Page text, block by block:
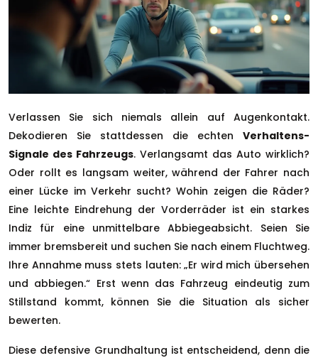
Verlassen Sie sich niemals allein auf Augenkontakt.
Dekodieren Sie stattdessen die echten Verhaltens-
Signale des Fahrzeugs. Verlangsamt das Auto wirklich?
Oder rollt es langsam weiter, während der Fahrer nach
einer Lücke im Verkehr sucht? Wohin zeigen die Räder?
Eine leichte Eindrehung der Vorderräder ist ein starkes
Indiz für eine unmittelbare Abbiegeabsicht. Seien Sie
immer bremsbereit und suchen Sie nach einem Fluchtweg.
Ihre Annahme muss stets lauten: „Er wird mich übersehen
und abbiegen.“ Erst wenn das Fahrzeug eindeutig zum
Stillstand kommt, können Sie die Situation als sicher
bewerten.
Diese defensive Grundhaltung ist entscheidend, denn die